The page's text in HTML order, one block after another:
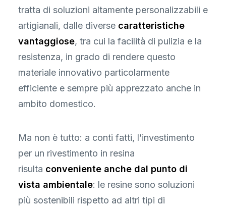
tratta di soluzioni altamente personalizzabili e
artigianali, dalle diverse caratteristiche
vantaggiose, tra cui la facilità di pulizia e la
resistenza, in grado di rendere questo
materiale innovativo particolarmente
efficiente e sempre più apprezzato anche in
ambito domestico.
Ma non è tutto: a conti fatti, l’investimento
per un rivestimento in resina
risulta conveniente anche dal punto di
vista ambientale: le resine sono soluzioni
più sostenibili rispetto ad altri tipi di